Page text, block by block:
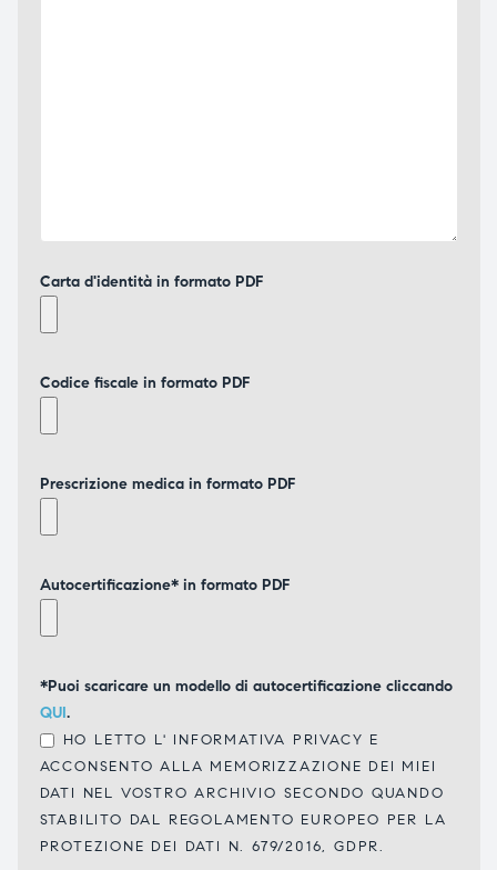
Carta d'identità in formato PDF
Codice fiscale in formato PDF
Prescrizione medica in formato PDF
Autocertificazione* in formato PDF
*Puoi scaricare un modello di autocertificazione cliccando
QUI.
HO LETTO L' INFORMATIVA PRIVACY E
ACCONSENTO ALLA MEMORIZZAZIONE DEI MIEI
DATI NEL VOSTRO ARCHIVIO SECONDO QUANDO
STABILITO DAL REGOLAMENTO EUROPEO PER LA
PROTEZIONE DEI DATI N. 679/2016, GDPR.